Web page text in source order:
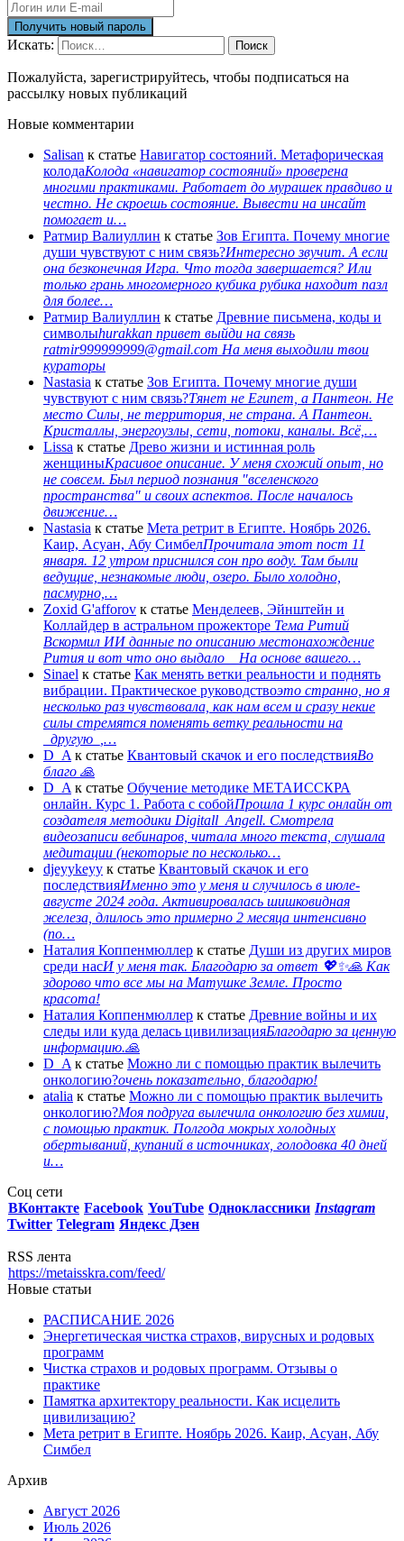
Искать: Поиск
Пожалуйста, зарегистрируйтесь, чтобы подписаться на
рассылку новых публикаций
Новые комментарии
Salisan к статье Навигатор состояний. Метафорическая
колодаКолода «навигатор состояний» проверена
многими практиками. Работает до мурашек правдиво и
честно. Не скроешь состояние. Вывести на инсайт
помогает и…
Ратмир Валиуллин к статье Зов Египта. Почему многие
души чувствуют с ним связь?Интересно звучит. А если
она безконечная Игра. Что тогда завершается? Или
только грань многомерного кубика рубика находит пазл
для более…
Ратмир Валиуллин к статье Древние письмена, коды и
символыhurakkan привет выйди на связь
ratmir999999999@gmail.com На меня выходили твои
кураторы
Nastasia к статье Зов Египта. Почему многие души
чувствуют с ним связь?Тянет не Египет, а Пантеон. Не
место Силы, не территория, не страна. А Пантеон.
Кристаллы, энергоузлы, сети, потоки, каналы. Всё,…
Lissa к статье Древо жизни и истинная роль
женщиныКрасивое описание. У меня схожий опыт, но
не совсем. Был период познания "вселенского
пространства" и своих аспектов. После началось
движение…
Nastasia к статье Мета ретрит в Египте. Ноябрь 2026.
Каир, Асуан, Абу СимбелПрочитала этот пост 11
января. 12 утром приснился сон про воду. Там были
ведущие, незнакомые люди, озеро. Было холодно,
пасмурно,…
Zoxid G'afforov к статье Менделеев, Эйнштейн и
Коллайдер в астральном прожекторе Тема Ритий
Вскормил ИИ данные по описанию местонахождение
Рития и вот что оно выдало На основе вашего…
Sinael к статье Как менять ветки реальности и поднять
вибрации. Практическое руководствоэто странно, но я
несколько раз чувствовала, как нам всем и сразу некие
силы стремятся поменять ветку реальности на
_другую_,…
D_A к статье Квантовый скачок и его последствияВо
благо 🙏
D_A к статье Обучение методике МЕТАИССКРА
онлайн. Курс 1. Работа с собойПрошла 1 курс онлайн от
создателя методики Digitall_Angell. Смотрела
видеозаписи вебинаров, читала много текста, слушала
медитации (некоторые по несколько…
djeyykeyy к статье Квантовый скачок и его
последствияИменно это у меня и случилось в июле-
августе 2024 года. Активировалась шишковидная
железа, длилось это примерно 2 месяца интенсивно
(по…
Наталия Коппенмюллер к статье Души из других миров
среди насИ у меня так. Благодарю за ответ 💖✨️🙏 Как
здорово что все мы на Матушке Земле. Просто
красота!
Наталия Коппенмюллер к статье Древние войны и их
следы или куда делась цивилизацияБлагодарю за ценную
информацию.🙏
D_A к статье Можно ли с помощью практик вылечить
онкологию?очень показательно, благодарю!
atalia к статье Можно ли с помощью практик вылечить
онкологию?Моя подруга вылечила онкологию без химии,
с помощью практик. Полгода мокрых холодных
обертываний, купаний в источниках, голодовка 40 дней
и…
Соц сети
ВКонтакте Facebook YouTube Одноклассники Instagram
Twitter Telegram Яндекс Дзен
RSS лента
https://metaisskra.com/feed/
Новые статьи
РАСПИСАНИЕ 2026
Энергетическая чистка страхов, вирусных и родовых
программ
Чистка страхов и родовых программ. Отзывы о
практике
Памятка архитектору реальности. Как исцелить
цивилизацию?
Мета ретрит в Египте. Ноябрь 2026. Каир, Асуан, Абу
Симбел
Архив
Август 2026
Июль 2026